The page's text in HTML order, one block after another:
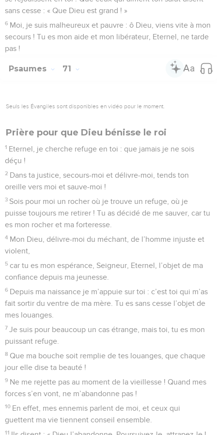
sans cesse : « Que Dieu est grand ! »
6 Moi, je suis malheureux et pauvre : ô Dieu, viens vite à mon
secours ! Tu es mon aide et mon libérateur, Eternel, ne tarde
pas !
Psaumes 71
Seuls les Évangiles sont disponibles en vidéo pour le moment.
Prière pour que Dieu bénisse le roi
1 Eternel, je cherche refuge en toi : que jamais je ne sois
déçu !
2 Dans ta justice, secours-moi et délivre-moi, tends ton
oreille vers moi et sauve-moi !
3 Sois pour moi un rocher où je trouve un refuge, où je
puisse toujours me retirer ! Tu as décidé de me sauver, car tu
es mon rocher et ma forteresse.
4 Mon Dieu, délivre-moi du méchant, de l’homme injuste et
violent,
5 car tu es mon espérance, Seigneur, Eternel, l’objet de ma
confiance depuis ma jeunesse.
6 Depuis ma naissance je m’appuie sur toi : c’est toi qui m’as
fait sortir du ventre de ma mère. Tu es sans cesse l’objet de
mes louanges.
7 Je suis pour beaucoup un cas étrange, mais toi, tu es mon
puissant refuge.
8 Que ma bouche soit remplie de tes louanges, que chaque
jour elle dise ta beauté !
9 Ne me rejette pas au moment de la vieillesse ! Quand mes
forces s’en vont, ne m’abandonne pas !
10 En effet, mes ennemis parlent de moi, et ceux qui
guettent ma vie tiennent conseil ensemble.
11